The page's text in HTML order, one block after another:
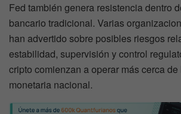
Fed también genera resistencia dentro
bancario tradicional. Varias
han advertido sobre posibles riesgos
estabilidad, supervisión y control
cripto comienzan a operar más cerca
monetaria nacional.